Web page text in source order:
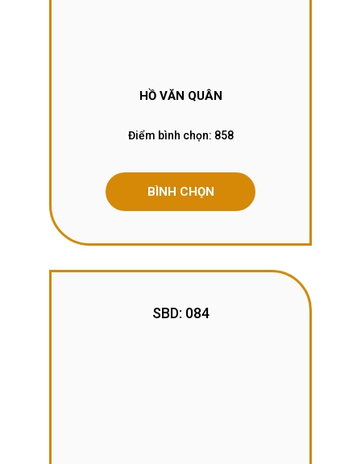
HỒ VĂN QUÂN
Điểm bình chọn: 858
BÌNH CHỌN
SBD: 084